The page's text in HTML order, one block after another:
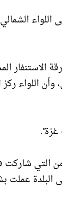
الاستنفار
وأن اللواء
التي
البلدة عملت